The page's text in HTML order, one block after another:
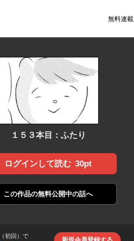
無料連載
１５３本目：ふたり
ログインして読む 30pt
この作品の無料公開中の話へ
初回）で